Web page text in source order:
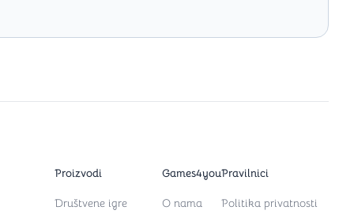
Proizvodi
Društvene igre
Games4you
O nama
Pravilnici
Politika privatnosti